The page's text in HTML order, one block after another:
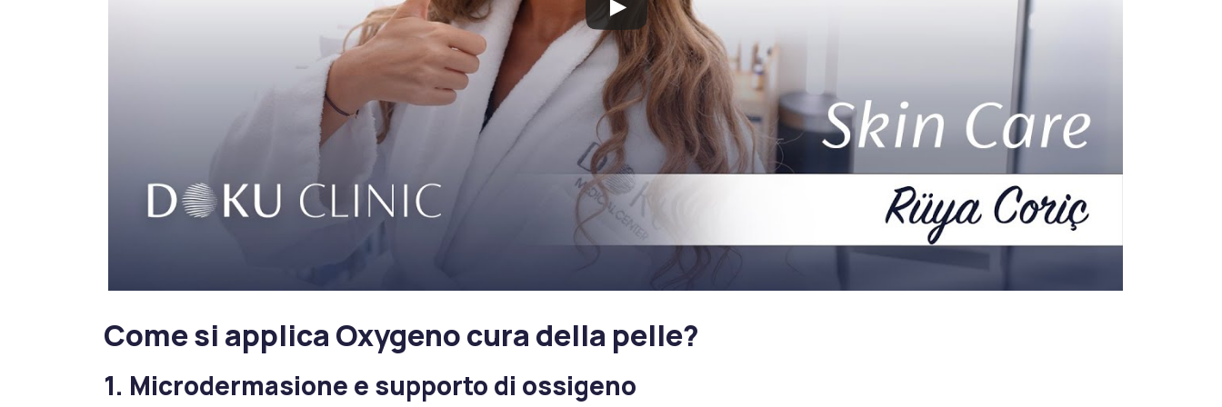
Come si applica Oxygeno cura della pelle?
1. Microdermasione e supporto di ossigeno